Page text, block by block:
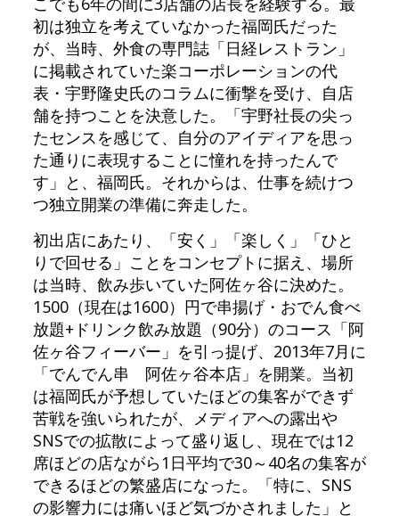
初は独立を考えていなかった福岡氏だった
が、当時、外食の専門誌「日経レストラン」
に掲載されていた楽コーポレーションの代
表・宇野隆史氏のコラムに衝撃を受け、自店
舗を持つことを決意した。「宇野社長の尖っ
たセンスを感じて、自分のアイディアを思っ
た通りに表現することに憧れを持ったんで
す」と、福岡氏。それからは、仕事を続けつ
つ独立開業の準備に奔走した。
初出店にあたり、「安く」「楽しく」「ひと
りで回せる」ことをコンセプトに据え、場所
は当時、飲み歩いていた阿佐ヶ谷に決めた。
1500（現在は1600）円で串揚げ・おでん食べ
放題+ドリンク飲み放題（90分）のコース「阿
佐ヶ谷フィーバー」を引っ提げ、2013年7月に
「でんでん串 阿佐ヶ谷本店」を開業。当初
は福岡氏が予想していたほどの集客ができず
苦戦を強いられたが、メディアへの露出や
SNSでの拡散によって盛り返し、現在では12
席ほどの店ながら1日平均で30～40名の集客が
できるほどの繁盛店になった。「特に、SNS
の影響力には痛いほど気づかされました」と